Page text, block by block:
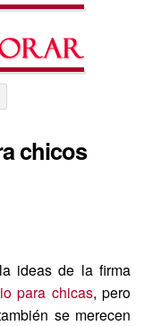
chicos
ideas de la firma
para chicas, pero
se merecen